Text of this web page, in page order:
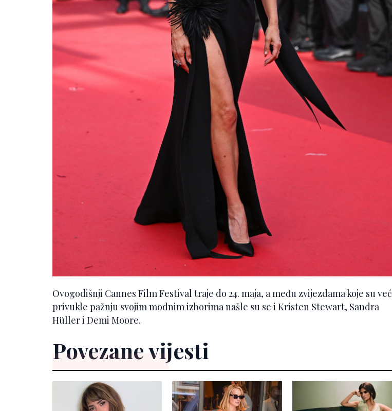
Ovogodišnji Cannes Film Festival traje do 24. maja, a među zvijezdama koje su već
privukle pažnju svojim modnim izborima našle su se i Kristen Stewart, Sandra
Hüller i Demi Moore.
Povezane vijesti